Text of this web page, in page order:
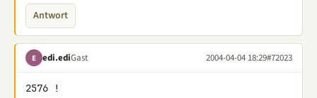
Antwort
E edi.ediGast 2004-04-04 18:29#72023
2576 !